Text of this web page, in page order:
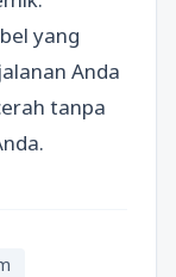
yang
Anda
tanpa